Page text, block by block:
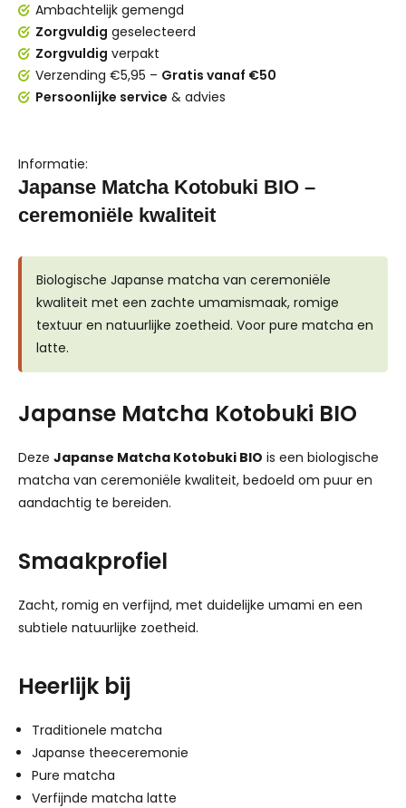
Ambachtelijk gemengd
Zorgvuldig geselecteerd
Zorgvuldig verpakt
Verzending €5,95 – Gratis vanaf €50
Persoonlijke service & advies
Informatie:
Japanse Matcha Kotobuki BIO –
ceremoniële kwaliteit
Biologische Japanse matcha van ceremoniële
kwaliteit met een zachte umamismaak, romige
textuur en natuurlijke zoetheid. Voor pure matcha en
latte.
Japanse Matcha Kotobuki BIO
Deze Japanse Matcha Kotobuki BIO is een biologische
matcha van ceremoniële kwaliteit, bedoeld om puur en
aandachtig te bereiden.
Smaakprofiel
Zacht, romig en verfijnd, met duidelijke umami en een
subtiele natuurlijke zoetheid.
Heerlijk bij
Traditionele matcha
Japanse theeceremonie
Pure matcha
Verfijnde matcha latte